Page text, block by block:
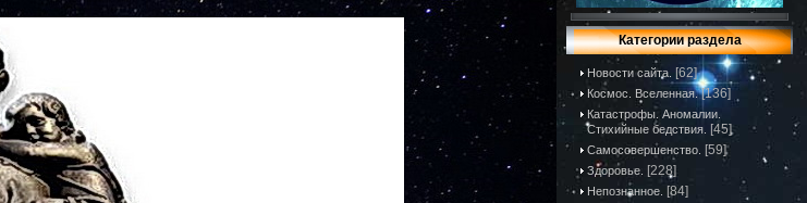
Категории раздела
Новости сайта. [62]
Космос. Вселенная. [136]
Катастрофы. Аномалии.
Стихийные бедствия.
[45]
Самосовершенство. [59]
Здоровье. [228]
Непознанное. [84]